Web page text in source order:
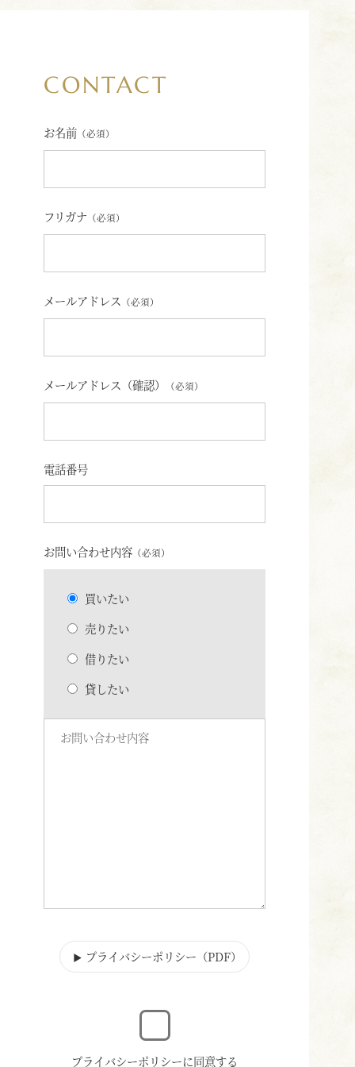
CONTACT
お名前 （必須）
フリガナ （必須）
メールアドレス （必須）
メールアドレス（確認） （必須）
電話番号
お問い合わせ内容 （必須）
買いたい
売りたい
借りたい
貸したい
▶ プライバシーポリシー（PDF）
プライバシーポリシーに同意する